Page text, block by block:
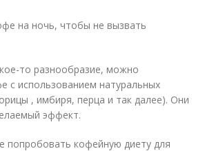
на ночь, чтобы не вызвать
то разнообразие, можно
с использованием натуральных
, имбиря, перца и так далее). Они
эффект.
попробовать кофейную диету для